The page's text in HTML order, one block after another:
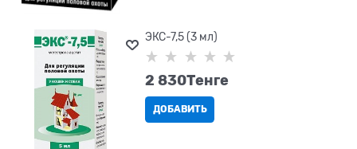
ЭКС-7,5 (3 мл)
2 830Tенге
ДОБАВИТЬ